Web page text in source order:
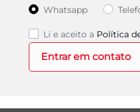
Whatsapp
Li e aceito a Política
Entrar em contato